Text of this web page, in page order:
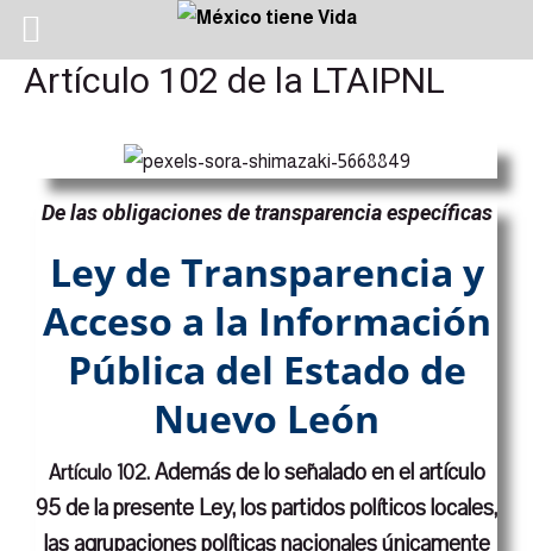
Artículo 102 de la LTAIPNL
De las obligaciones de transparencia específicas
Ley de Transparencia y
Acceso a la Información
Pública del Estado de
Nuevo León
Artículo 102.Además de lo señalado en el artículo
95 de la presente Ley, los partidos políticos locales,
las agrupaciones políticas nacionales únicamente